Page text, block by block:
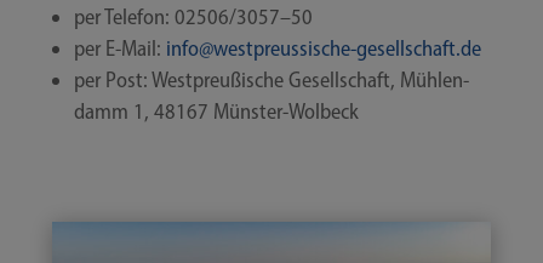
per Tele­fon: 02506/3057–50
per E‑Mail: info@​westpreussische-​gesellschaft.​de
per Post: West­preu­ßi­sche Gesell­schaft, Müh­len­
damm 1, 48167 Münster-Wolbeck